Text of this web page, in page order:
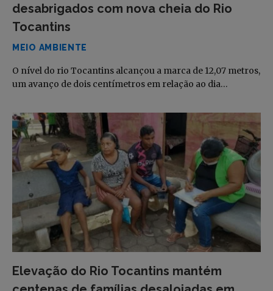
desabrigados com nova cheia do Rio
Tocantins
MEIO AMBIENTE
O nível do rio Tocantins alcançou a marca de 12,07 metros,
um avanço de dois centímetros em relação ao dia…
Elevação do Rio Tocantins mantém